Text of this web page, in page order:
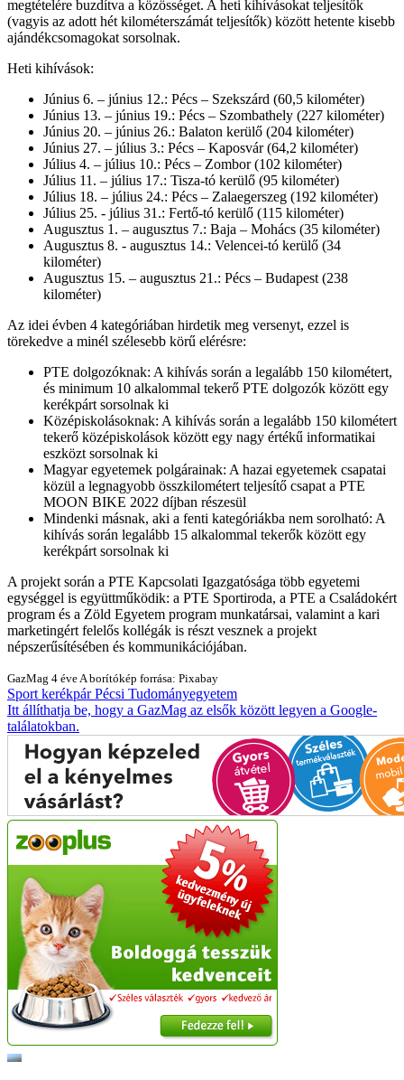
megtételére buzdítva a közösséget. A heti kihívásokat teljesítők
(vagyis az adott hét kilométerszámát teljesítők) között hetente kisebb
ajándékcsomagokat sorsolnak.
Heti kihívások:
Június 6. – június 12.: Pécs – Szekszárd (60,5 kilométer)
Június 13. – június 19.: Pécs – Szombathely (227 kilométer)
Június 20. – június 26.: Balaton kerülő (204 kilométer)
Június 27. – július 3.: Pécs – Kaposvár (64,2 kilométer)
Július 4. – július 10.: Pécs – Zombor (102 kilométer)
Július 11. – július 17.: Tisza-tó kerülő (95 kilométer)
Július 18. – július 24.: Pécs – Zalaegerszeg (192 kilométer)
Július 25. - július 31.: Fertő-tó kerülő (115 kilométer)
Augusztus 1. – augusztus 7.: Baja – Mohács (35 kilométer)
Augusztus 8. - augusztus 14.: Velencei-tó kerülő (34
kilométer)
Augusztus 15. – augusztus 21.: Pécs – Budapest (238
kilométer)
Az idei évben 4 kategóriában hirdetik meg versenyt, ezzel is
törekedve a minél szélesebb körű elérésre:
PTE dolgozóknak: A kihívás során a legalább 150 kilométert,
és minimum 10 alkalommal tekerő PTE dolgozók között egy
kerékpárt sorsolnak ki
Középiskolásoknak: A kihívás során a legalább 150 kilométert
tekerő középiskolások között egy nagy értékű informatikai
eszközt sorsolnak ki
Magyar egyetemek polgárainak: A hazai egyetemek csapatai
közül a legnagyobb összkilométert teljesítő csapat a PTE
MOON BIKE 2022 díjban részesül
Mindenki másnak, aki a fenti kategóriákba nem sorolható: A
kihívás során legalább 15 alkalommal tekerők között egy
kerékpárt sorsolnak ki
A projekt során a PTE Kapcsolati Igazgatósága több egyetemi
egységgel is együttműködik: a PTE Sportiroda, a PTE a Családokért
program és a Zöld Egyetem program munkatársai, valamint a kari
marketingért felelős kollégák is részt vesznek a projekt
népszerűsítésében és kommunikációjában.
GazMag 4 éve A borítókép forrása: Pixabay
Sport kerékpárPécsi Tudományegyetem
Itt állíthatja be, hogy a GazMag az elsők között legyen a Google-
találatokban.